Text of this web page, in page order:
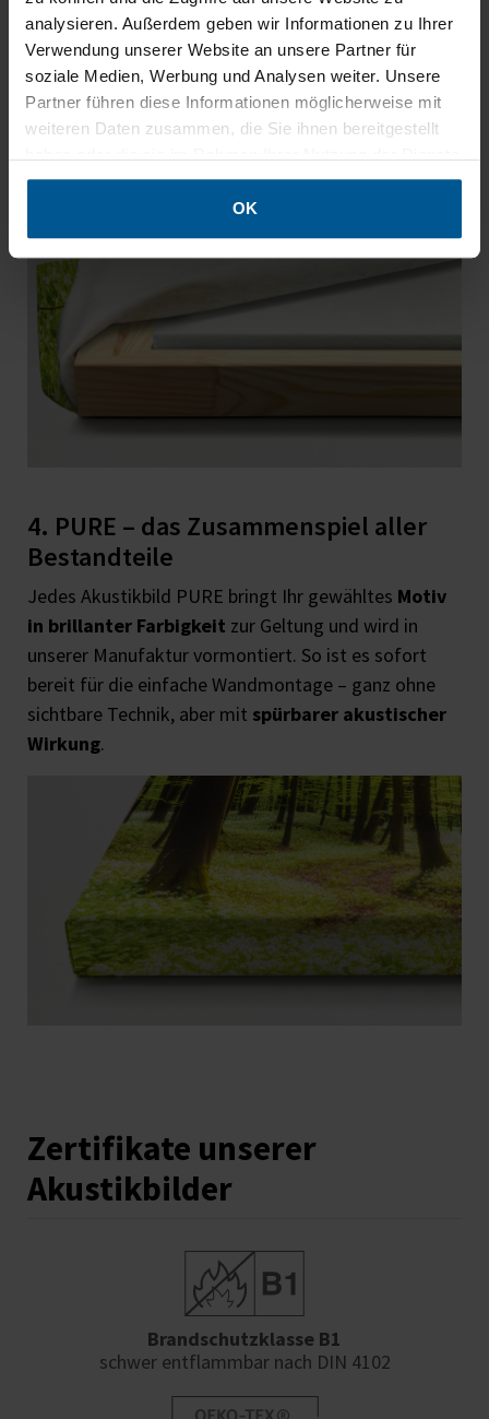
analysieren. Außerdem geben wir Informationen zu Ihrer
Verwendung unserer Website an unsere Partner für
soziale Medien, Werbung und Analysen weiter. Unsere
Partner führen diese Informationen möglicherweise mit
weiteren Daten zusammen, die Sie ihnen bereitgestellt
gesammelt haben.
OK
Der fein gewebteAkustikstoff „Flash“umhüllt das
funktionale Innenleben – ganz ohne die akustische
Wirksamkeit zu beeinträchtigen. Der
Sublimationsdruck ist absolut geruchsneutral und
langlebig,umlaufend verarbeitet und rückseitig
geklammert.
4. PURE – das Zusammenspiel aller
Bestandteile
Jedes Akustikbild PURE bringt Ihr gewähltes Motiv
in brillanter Farbigkeit zur Geltung und wird in
unserer Manufaktur vormontiert. So ist es sofort
bereit für die einfache Wandmontage – ganz ohne
sichtbare Technik, aber mit spürbarer akustischer
Wirkung.
Zertifikate unserer
Akustikbilder
Brandschutzklasse B1
schwer entflammbar nach DIN 4102